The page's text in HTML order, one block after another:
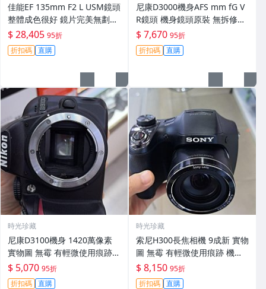
佳能EF 135mm F2 L USM鏡頭
整體成色很好 鏡片完美無劃痕
功能一切正常 無拆修無-3430
$ 28,405 95折
折扣碼 直購
尼康D3000機身AFS mm fG V
R鏡頭 機身鏡頭原裝 無拆修無
翻新 有輕微使用痕跡 鏡頭-34
30
$ 7,670 95折
折扣碼 直購
時光珍藏
尼康D3100機身 1420萬像素
實物圖 無霉 有輕微使用痕跡
機身原裝 無拆修無翻新 臨-34
3
$ 5,070 95折
折扣碼 直購
時光珍藏
索尼H300長焦相機 9成新 實物
圖 無霉 有輕微使用痕跡 機身
鏡頭原裝 無拆修無翻新-3430
$ 8,150 95折
折扣碼 直購